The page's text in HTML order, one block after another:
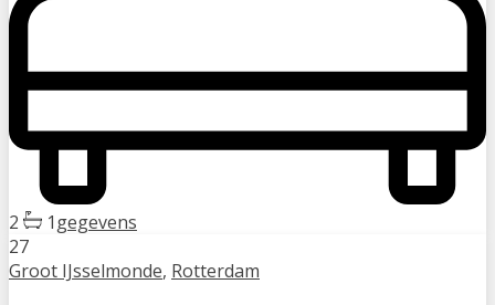
2 1gegevens
27
Groot IJsselmonde, Rotterdam